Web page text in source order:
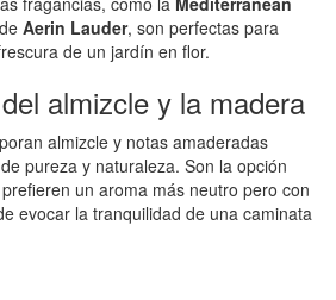
de Aerin Lauder, son perfectas para
de un jardín en flor.
almizcle y la madera
almizcle y notas amaderadas
pureza y naturaleza. Son la opción
un aroma más neutro pero con
evocar la tranquilidad de una caminata